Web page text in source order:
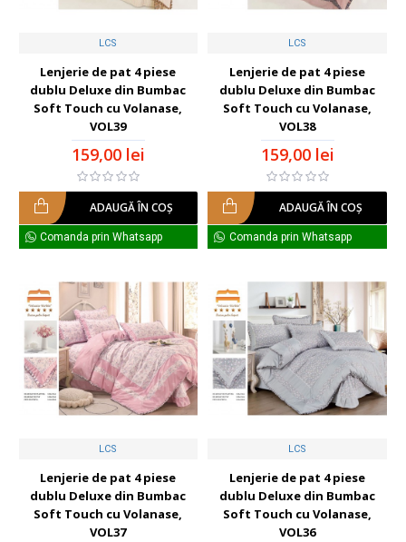
LCS
Lenjerie de pat 4 piese
dublu Deluxe din Bumbac
Soft Touch cu Volanase,
VOL39
159,00 lei
ADAUGĂ ÎN COŞ
Comanda prin Whatsapp
LCS
Lenjerie de pat 4 piese
dublu Deluxe din Bumbac
Soft Touch cu Volanase,
VOL38
159,00 lei
ADAUGĂ ÎN COŞ
Comanda prin Whatsapp
LCS
Lenjerie de pat 4 piese
dublu Deluxe din Bumbac
Soft Touch cu Volanase,
VOL37
LCS
Lenjerie de pat 4 piese
dublu Deluxe din Bumbac
Soft Touch cu Volanase,
VOL36